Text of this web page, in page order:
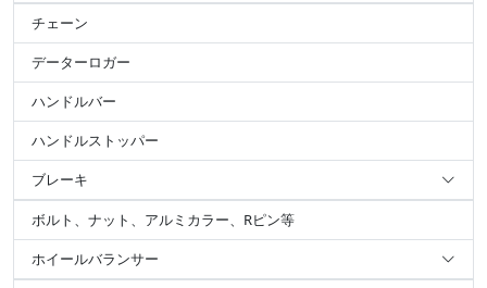
チェーン
データーロガー
ハンドルバー
ハンドルストッパー
ブレーキ
ボルト、ナット、アルミカラー、Rピン等
ホイールバランサー